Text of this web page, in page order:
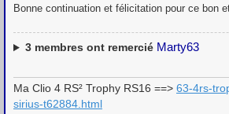
Bonne continuation et félicitation pour ce bon
3membres ont remercié Marty63
Ma Clio 4 RS² Trophy RS16 ==> 63-4rs-
sirius-t62884.html